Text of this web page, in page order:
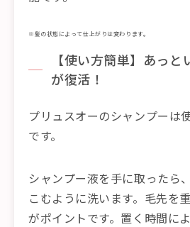
※髪の状態によって仕上がりは変わります。
【使い方簡単】あっ
が復活！
プリュスオーのシャンプーは
です。
シャンプー液を手に取ったら
こむように洗います。毛先を
がポイントです。置く時間に